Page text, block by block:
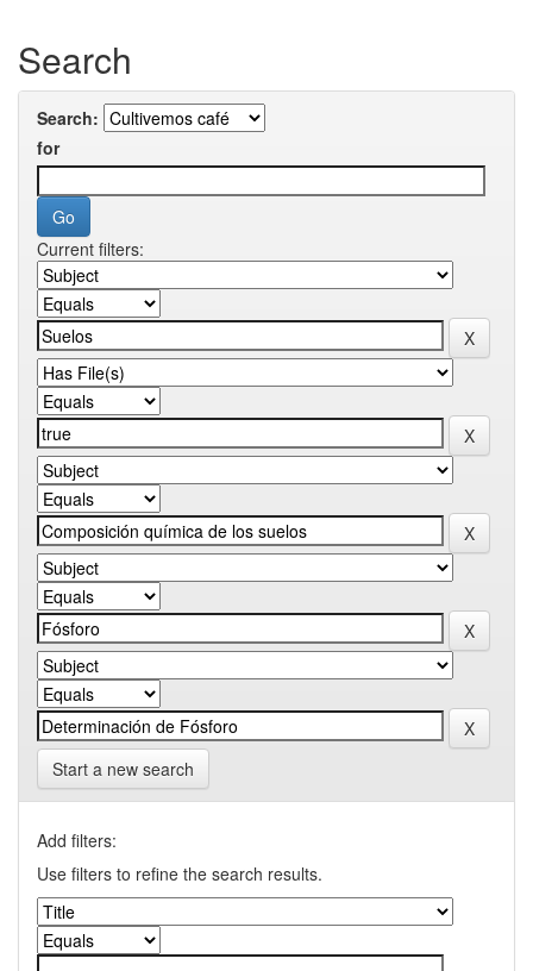
Search
Search:
for
Current filters:
Start a new search
Add filters:
Use filters to refine the search results.